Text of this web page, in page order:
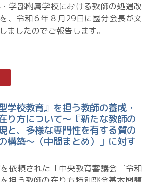
学部附属学校における教師の処遇改
、令和６年８月29日に國分会長が文
ましたのでご報告します。
学校教育』を担う教師の養成・
り方について～『新たな教師の
と、多様な専門性を有する質の
構築～（中間まとめ）」に対す
依頼された「中央教育審議会『令和